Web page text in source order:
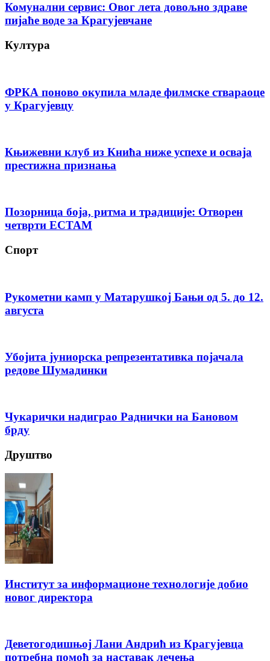
Комунални сервис: Овог лета довољно здраве
пијаће воде за Крагујевчане
Култура
ФРКА поново окупила младе филмске ствараоце
у Крагујевцу
Књижевни клуб из Кнића ниже успехе и осваја
престижна признања
Позорница боја, ритма и традиције: Отворен
четврти ЕСТАМ
Спорт
Рукометни камп у Матарушкој Бањи од 5. до 12.
августа
Убојита јуниорска репрезентативка појачала
редове Шумадинки
Чукарички надиграо Раднички на Бановом
брду
Друштво
Институт за информационе технологије добио
новог директора
Деветогодишњој Лани Андрић из Крагујевца
потребна помоћ за наставак лечења